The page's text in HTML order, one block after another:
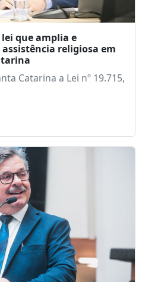
que amplia e
religiosa em
Catarina a Lei nº 19.715,